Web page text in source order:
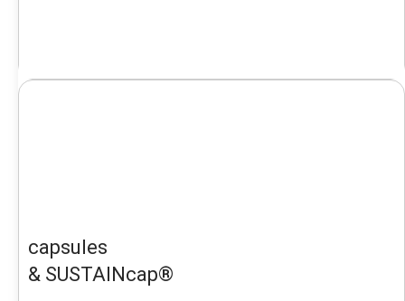
capsules
& SUSTAINcap®